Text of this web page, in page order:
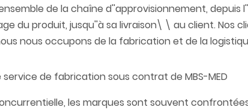
de la chaîne d''approvisionnement,
du produit, jusqu''à sa livraison\ \ au client. Nos
nous occupons de la fabrication et de la
de fabrication sous contrat de MBS-MED​
les marques sont souvent